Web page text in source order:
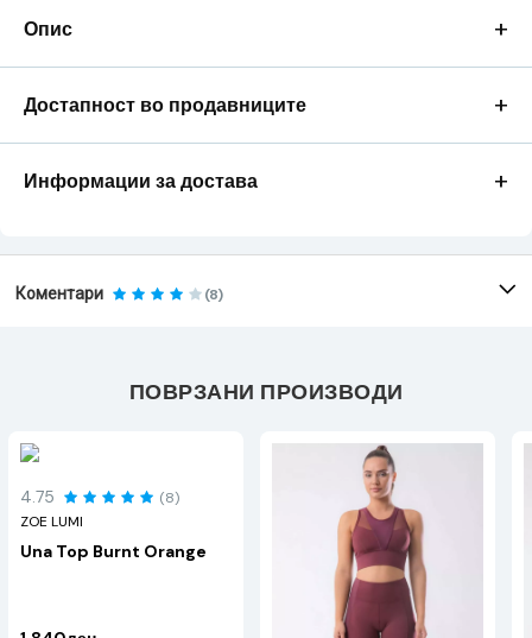
Опис +
Достапност во продавниците +
Информации за достава +
Коментари (8)
ПОВРЗАНИ ПРОИЗВОДИ
4.75
(8)
ZOE LUMI
Una Top Burnt Orange